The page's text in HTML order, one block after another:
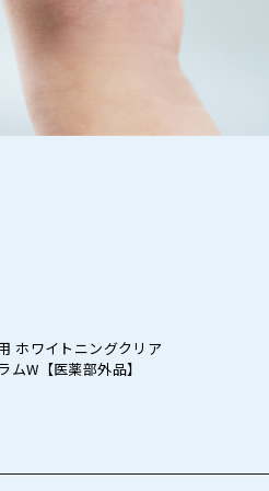
ホワイトニングクリア
ムW【医薬部外品】